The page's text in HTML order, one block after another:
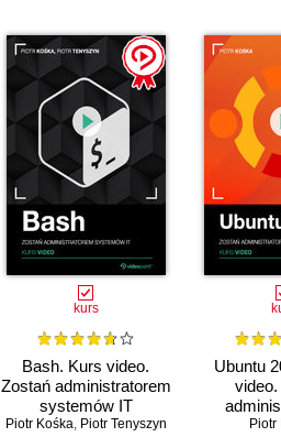
kurs
Bash. Kurs video.
Zostań administratorem
systemów IT
Piotr Kośka, Piotr Tenyszyn
Ubuntu
Piotr